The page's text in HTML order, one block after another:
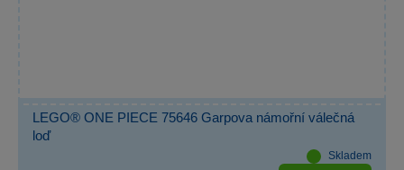
LEGO® ONE PIECE 75646 Garpova námořní válečná
loď
Skladem